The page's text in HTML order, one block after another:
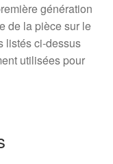
génération
de la pièce sur le
listés ci‑dessus
utilisées pour